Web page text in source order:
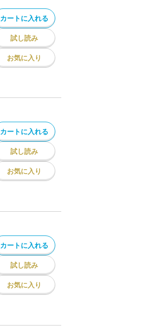
カートに入れる
試し読み
お気に入り
カートに入れる
試し読み
お気に入り
カートに入れる
試し読み
お気に入り